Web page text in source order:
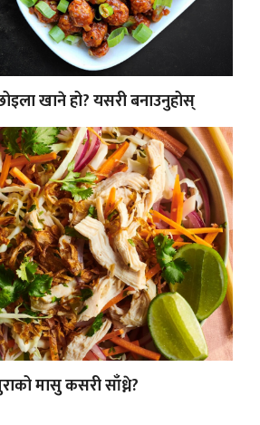
खाने हो? यसरी बनाउनुहोस्
मासु कसरी साँध्ने?